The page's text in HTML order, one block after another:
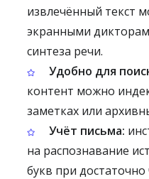
извлечённый текст
экранными
синтеза речи.
Удобно для
контент можно
заметках или
Учёт письма:
на распознавание
букв при